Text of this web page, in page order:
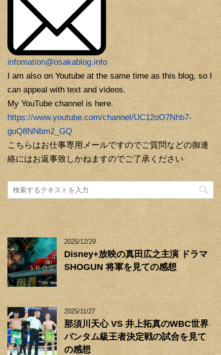
infomation@osakablog.info
I am also on Youtube at the same time as this blog, so I
can appeal with text and videos.
My YouTube channel is here.
https://www.youtube.com/channel/UC12oO7Nhb7-
guQ8NNbm2_GQ
こちらはお仕事専用メールですのでご質問などの御連
絡にはお返事致しかねますのでご了承ください
2025/12/29
Disney+放映の真田広之主演 ドラマ
SHOGUN 将軍を見ての感想
2025/11/27
那須川天心 VS 井上拓真のWBC世界
バンタム級王者決定戦の試合を見て
の感想